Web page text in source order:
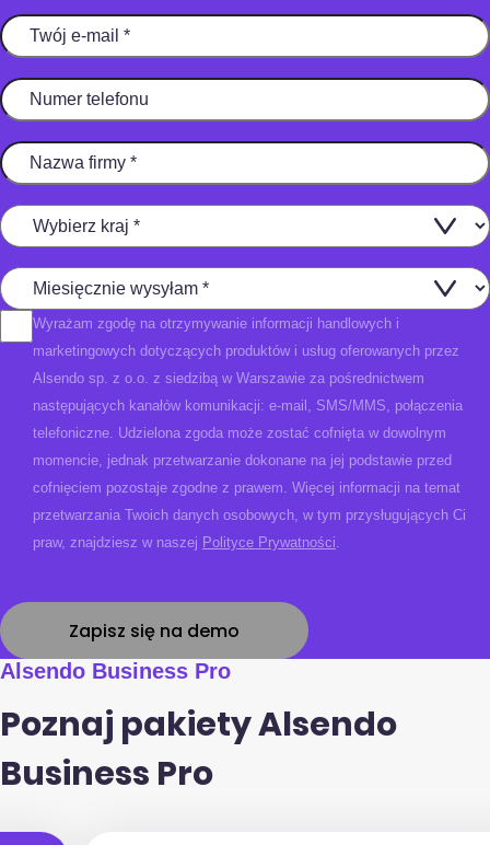
Wyrażam zgodę na otrzymywanie informacji handlowych i
marketingowych dotyczących produktów i usług oferowanych przez
Alsendo sp. z o.o. z siedzibą w Warszawie za pośrednictwem
następujących kanałów komunikacji: e-mail, SMS/MMS, połączenia
telefoniczne. Udzielona zgoda może zostać cofnięta w dowolnym
momencie, jednak przetwarzanie dokonane na jej podstawie przed
cofnięciem pozostaje zgodne z prawem. Więcej informacji na temat
przetwarzania Twoich danych osobowych, w tym przysługujących Ci
praw, znajdziesz w naszej Polityce Prywatności
Alsendo Business Pro
Poznaj pakiety Alsendo
Business Pro